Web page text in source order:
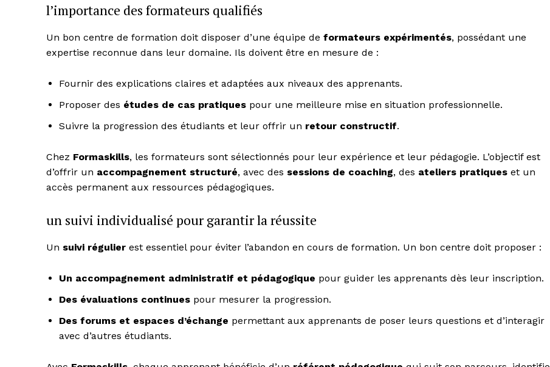
l’importance des formateurs qualifiés
Un bon centre de formation doit disposer d’une équipe de formateurs expérimentés, possédant une
expertise reconnue dans leur domaine. Ils doivent être en mesure de :
Fournir des explications claires et adaptées aux niveaux des apprenants.
Proposer des études de cas pratiques pour une meilleure mise en situation professionnelle.
Suivre la progression des étudiants et leur offrir un retour constructif.
Chez Formaskills, les formateurs sont sélectionnés pour leur expérience et leur pédagogie. L’objectif est
d’offrir un accompagnement structuré, avec des sessions de coaching, des ateliers pratiques et un
accès permanent aux ressources pédagogiques.
un suivi individualisé pour garantir la réussite
Un suivi régulier est essentiel pour éviter l’abandon en cours de formation. Un bon centre doit proposer :
Un accompagnement administratif et pédagogique pour guider les apprenants dès leur inscription.
Des évaluations continues pour mesurer la progression.
Des forums et espaces d’échange permettant aux apprenants de poser leurs questions et d’interagir
avec d’autres étudiants.